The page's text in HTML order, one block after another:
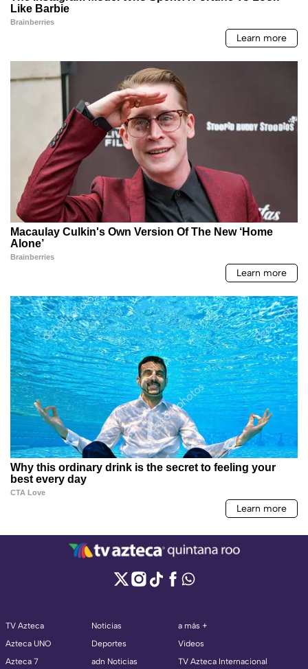
TV Azteca
Azteca UNO
Azteca 7
Noticias
Deportes
adn Noticias
a más +
Videos
TV Azteca Internacional